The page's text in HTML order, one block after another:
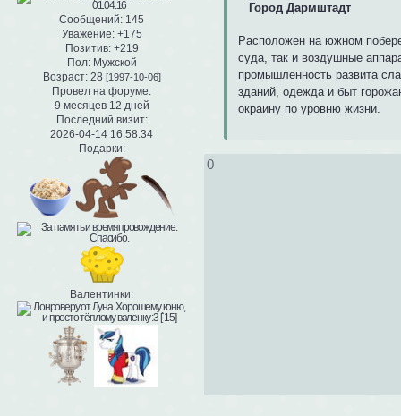
Сообщений: 145
Уважение: +175
Позитив: +219
Пол: Мужской
Возраст: 28 [1997-10-06]
Провел на форуме:
9 месяцев 12 дней
Последний визит:
2026-04-14 16:58:34
Подарки:
Валентинки:
Город Дармштадт
Расположен на южном
суда, так и воздушные
промышленность развита
зданий, одежда и быт
окраину по уровню жизни.
0